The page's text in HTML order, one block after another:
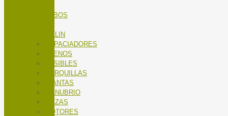
TUBOS
SILLIN
ESPACIADORES
FRENOS
FUSIBLES
HORQUILLAS
LLANTAS
MANUBRIO
MAZAS
MOTORES